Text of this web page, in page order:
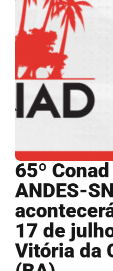
65º
ANDES-SN
17 de
Vitória da